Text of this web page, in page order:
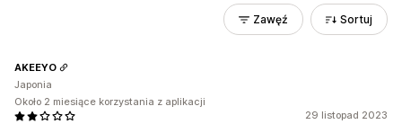
Zawęź Sortuj
29 listopad 2023
AKEEYO
Japonia
Około 2 miesiące korzystania z aplikacji